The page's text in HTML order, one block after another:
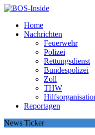
Home
Nachrichten
Feuerwehr
Polizei
Rettungsdienst
Bundespolizei
Zoll
THW
Reportagen
News Ticker